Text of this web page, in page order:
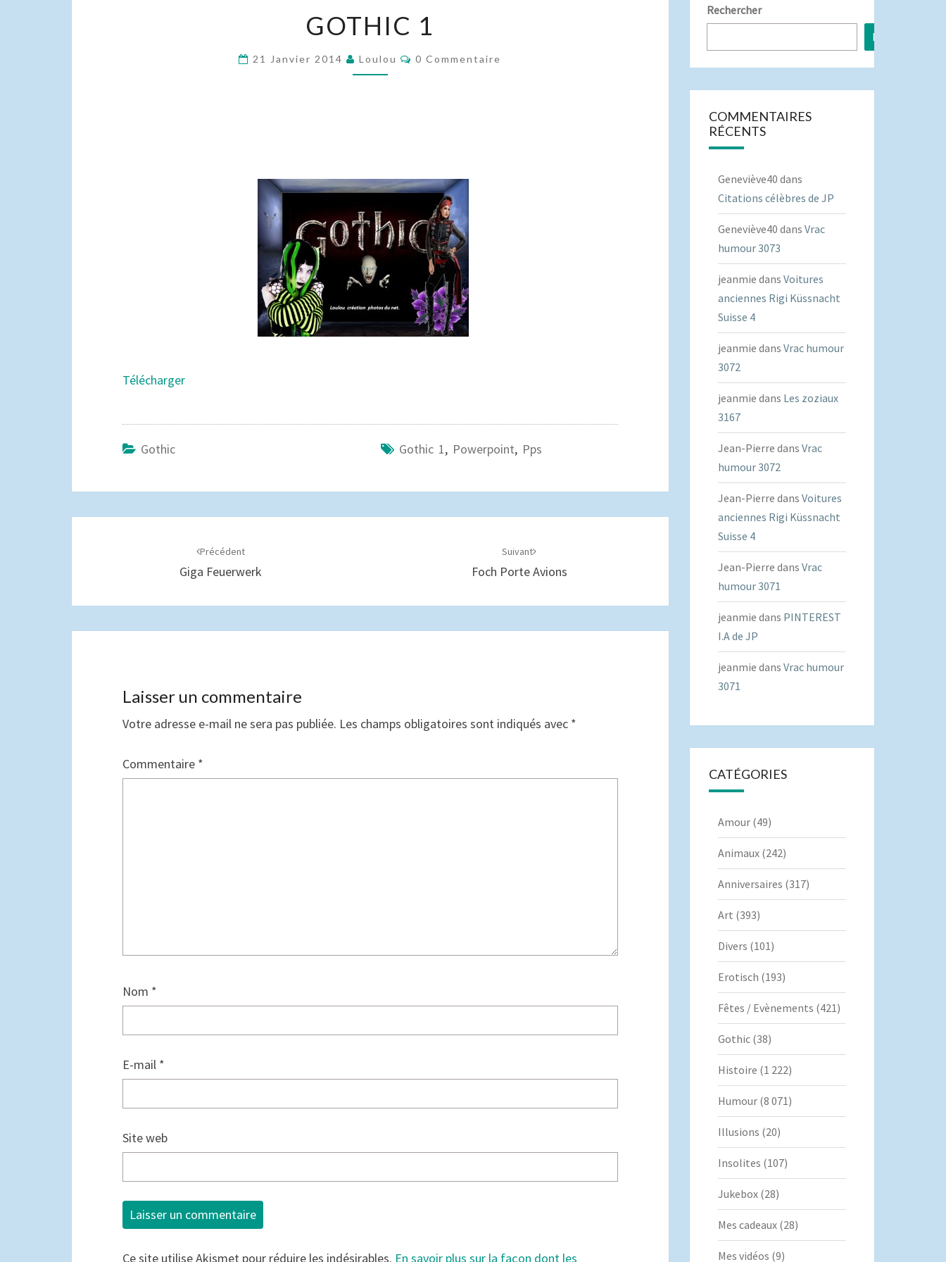
1
GOTHIC 1
21 Janvier 2014 Loulou Commentaires
0 Commentaire
Télécharger
Gothic Gothic 1, Powerpoint, Pps
Précédent
Giga Feuerwerk
Suivant
Foch Porte Avions
Laisser un commentaire
Votre adresse e-mail ne sera pas publiée. Les champs obligatoires sont indiqués avec *
Commentaire *
Nom *
E-mail *
Site web
Ce site utilise Akismet pour réduire les indésirables. En savoir plus sur la façon dont les
Rechercher
Rechercher
COMMENTAIRES
RÉCENTS
Geneviève40 dans
Citations célèbres de JP
Geneviève40 dans Vrac
humour 3073
jeanmie dans Voitures
anciennes Rigi Küssnacht
Suisse 4
jeanmie dans Vrac humour
3072
jeanmie dans Les zoziaux
3167
Jean-Pierre dans Vrac
humour 3072
Jean-Pierre dans Voitures
anciennes Rigi Küssnacht
Suisse 4
Jean-Pierre dans Vrac
humour 3071
jeanmie dans PINTEREST
I.A de JP
jeanmie dans Vrac humour
3071
CATÉGORIES
Amour(49)
Animaux(242)
Anniversaires (317)
Art (393)
Divers (101)
Erotisch (193)
Fêtes / Evènements (421)
Gothic(38)
Histoire (1 222)
Humour(8 071)
Illusions (20)
Insolites (107)
Jukebox(28)
Mes cadeaux(28)
Mes vidéos (9)